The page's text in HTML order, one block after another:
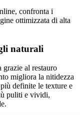
confronta i
ottimizzata di alta
naturali
al restauro
migliora la nitidezza
definite le texture e
puliti e vividi,